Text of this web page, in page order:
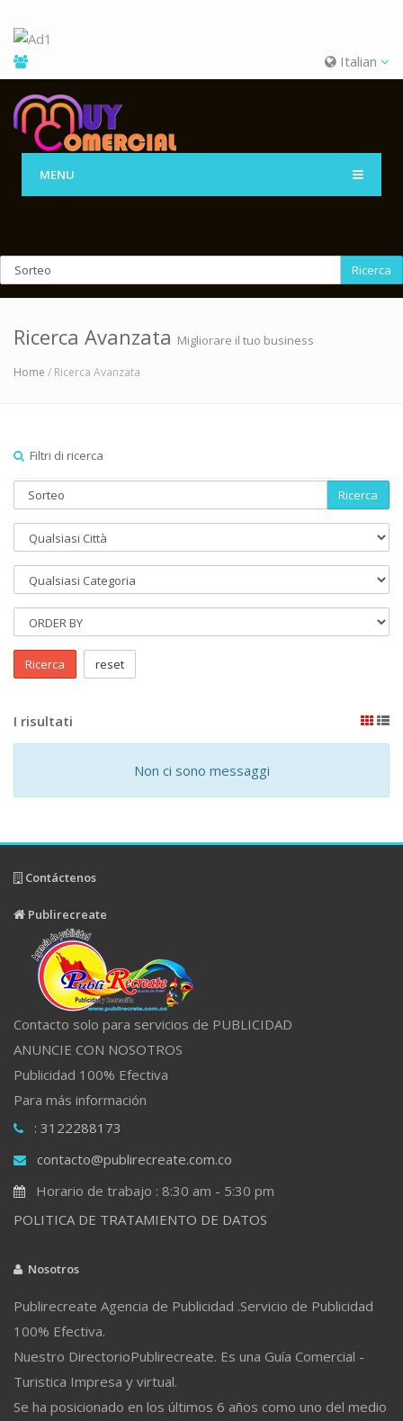
Italian
MENU
Ricerca
Ricerca Avanzata Migliorare il tuo business
Home / Ricerca Avanzata
Filtri di ricerca
Ricerca
Ricerca reset
I risultati
Non ci sono messaggi
Contáctenos
Publirecreate
Contacto solo para servicios de PUBLICIDAD
ANUNCIE CON NOSOTROS
Publicidad 100% Efectiva
Para más información
: 3122288173
contacto@publirecreate.com.co
Horario de trabajo : 8:30 am - 5:30 pm
POLITICA DE TRATAMIENTO DE DATOS
Nosotros
Publirecreate Agencia de Publicidad .Servicio de Publicidad
100% Efectiva.
Nuestro DirectorioPublirecreate. Es una Guía Comercial -
Turistica Impresa y virtual.
Se ha posicionado en los últimos 6 años como uno del medio